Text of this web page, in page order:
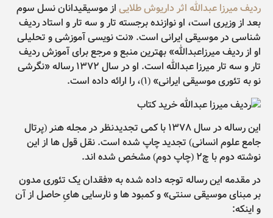
ردیف میرزا عبدالله اثر داریوش طلایی از موسیقیدانان نسل سوم
بعد از وزیری است، او نوازنده برجسته تار و سه تار و استاد ردیف
شناسی در موسیقی ایرانی است. «نت نویسی آموزشی و تحلیلی
او از ردیف میرزاعبدالله» بهترین منبع و مرجع برای آموزش ردیف
تار و سه تار میرزا عبدالله است. او در سال ۱۳۷۲ رساله «نگرشی
نو به تئوری موسیقی ایرانی» (۱)، را ارائه داده است.
این رساله در سال ۱۳۷۸ با کمی تجدیدنظر در مجله هنر (پرتال
جامع علوم انسانی) تجدید چاپ شده است. نقل قول ها از این
نوشته دوم با چ۲ (چاپ دوم) مشخص شده اند.
در مقدمه این رساله توجه داده شده به «فقدان یک تئوری مدون
بر مبنای موسیقی سنتی» و کمبود ها و نارسایی هایِ حاصل از آن
و اینکه: